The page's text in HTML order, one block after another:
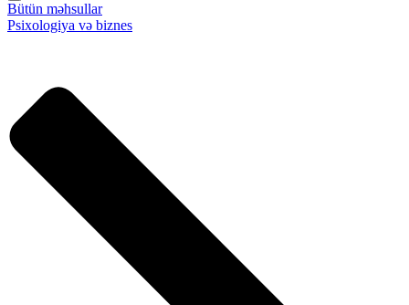
Bütün məhsullar
Psixologiya və biznes